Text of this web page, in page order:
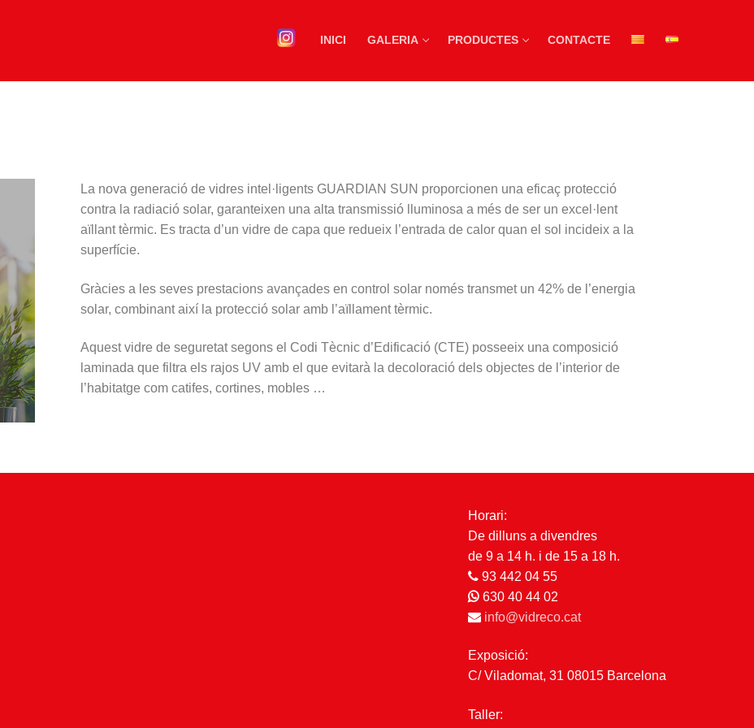
INICI GALERIA PRODUCTES CONTACTE
La nova generació de vidres intel·ligents GUARDIAN SUN proporcionen una eficaç protecció
contra la radiació solar, garanteixen una alta transmissió lluminosa a més de ser un excel·lent
aïllant tèrmic. Es tracta d’un vidre de capa que redueix l’entrada de calor quan el sol incideix a la
superfície.
Gràcies a les seves prestacions avançades en control solar només transmet un 42% de l’energia
solar, combinant així la protecció solar amb l’aïllament tèrmic.
Aquest vidre de seguretat segons el Codi Tècnic d’Edificació (CTE) posseeix una composició
laminada que filtra els rajos UV amb el que evitarà la decoloració dels objectes de l’interior de
l’habitatge com catifes, cortines, mobles …
Horari:
De dilluns a divendres
de 9 a 14 h. i de 15 a 18 h.
93 442 04 55
630 40 44 02
info@vidreco.cat
Exposició:
C/ Viladomat, 31 08015 Barcelona
Taller: